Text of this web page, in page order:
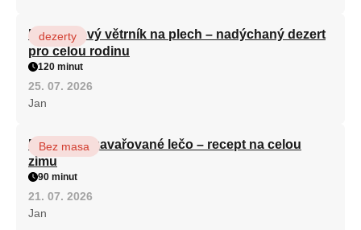
Karamelový větrník na plech – nadýchaný dezert
pro celou rodinu
dezerty
120 minut
25. 07. 2026
Jan
Babiččino zavařované lečo – recept na celou
zimu
Bez masa
90 minut
21. 07. 2026
Jan